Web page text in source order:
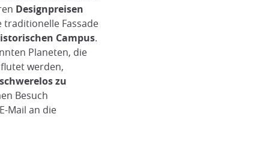
Designpreisen
Fassade
Campus.
Planeten, die
werden,
schwerelos zu
Besuch
Mail an die